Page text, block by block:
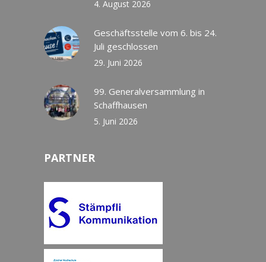
4. August 2026
Geschäftsstelle vom 6. bis 24.
Juli geschlossen
29. Juni 2026
99. Generalversammlung in
Schaffhausen
5. Juni 2026
PARTNER